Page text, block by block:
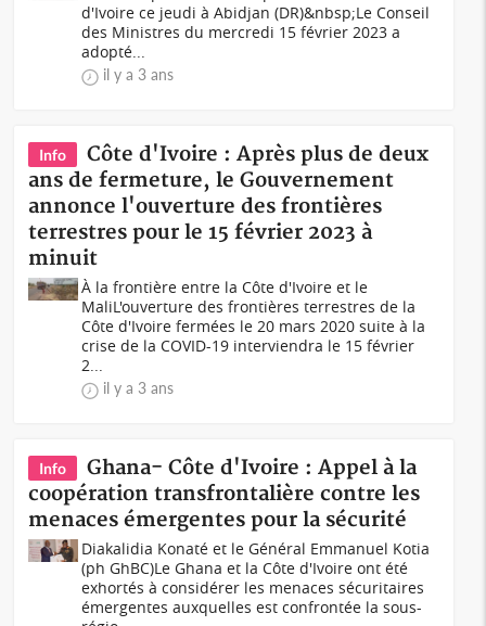
d'Ivoire ce jeudi à Abidjan (DR)&nbsp;Le Conseil
des Ministres du mercredi 15 février 2023 a
adopté...
il y a 3 ans
Info
Côte d'Ivoire : Après plus de deux
ans de fermeture, le Gouvernement
annonce l'ouverture des frontières
terrestres pour le 15 février 2023 à
minuit
À la frontière entre la Côte d'Ivoire et le
MaliL'ouverture des frontières terrestres de la
Côte d'Ivoire fermées le 20 mars 2020 suite à la
crise de la COVID-19 interviendra le 15 février
2...
il y a 3 ans
Info
Ghana- Côte d'Ivoire : Appel à la
coopération transfrontalière contre les
menaces émergentes pour la sécurité
Diakalidia Konaté et le Général Emmanuel Kotia
(ph GhBC)Le Ghana et la Côte d'Ivoire ont été
exhortés à considérer les menaces sécuritaires
émergentes auxquelles est confrontée la sous-